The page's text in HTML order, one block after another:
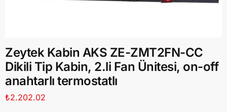
Zeytek Kabin AKS ZE-ZMT2FN-CC
Dikili Tip Kabin, 2.li Fan Ünitesi, on-off
anahtarlı termostatlı
₺2.202.02